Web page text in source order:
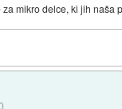
mikro delce, ki jih naša